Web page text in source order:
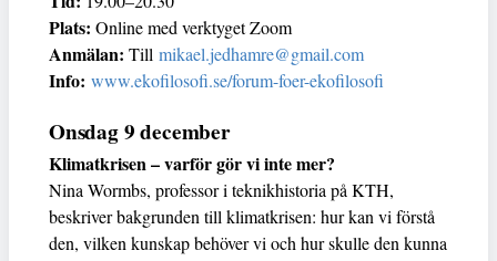
Plats: Online med verktyget Zoom
Anmälan: Till mikael.jedhamre@gmail.com
Info: www.ekofilosofi.se/forum-foer-ekofilosofi
Onsdag 9 december
Klimatkrisen – varför gör vi inte mer?
Nina Wormbs, professor i teknikhistoria på KTH,
beskriver bakgrunden till klimatkrisen: hur kan vi förstå
den, vilken kunskap behöver vi och hur skulle den kunna